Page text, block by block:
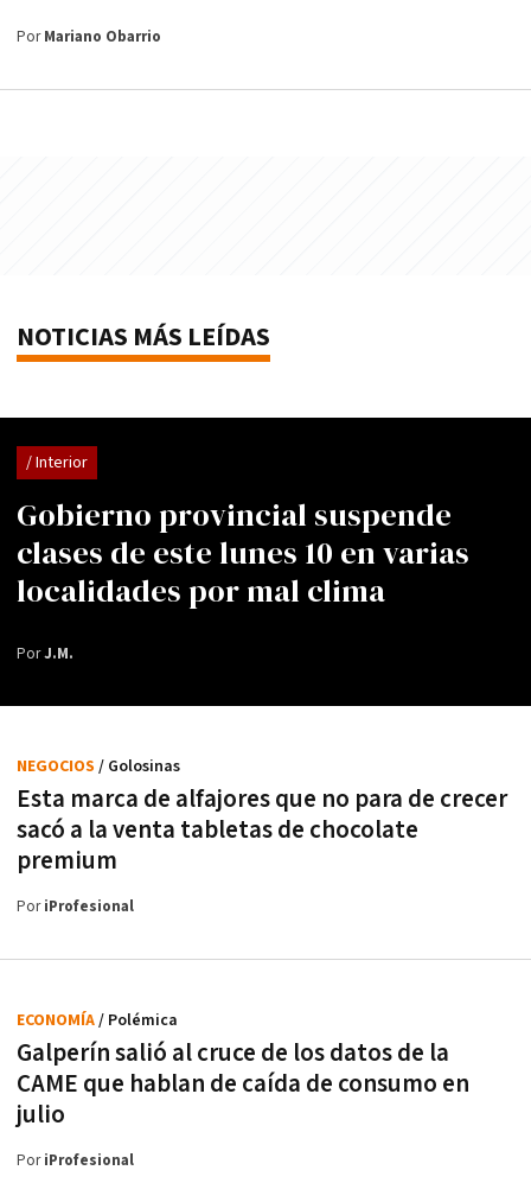
PorMariano Obarrio
NOTICIAS MÁS LEÍDAS
Gobierno provincial suspende
clases de este lunes 10 en varias
localidades por mal clima
/ Interior
PorJ.M.
Esta marca de alfajores que no para de crecer
sacó a la venta tabletas de chocolate
premium
NEGOCIOS / Golosinas
PoriProfesional
Galperín salió al cruce de los datos de la
CAME que hablan de caída de consumo en
julio
ECONOMÍA/ Polémica
PoriProfesional